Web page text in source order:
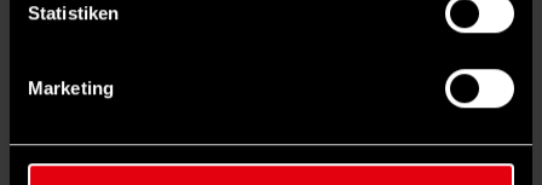
Statistiken
Marketing
1